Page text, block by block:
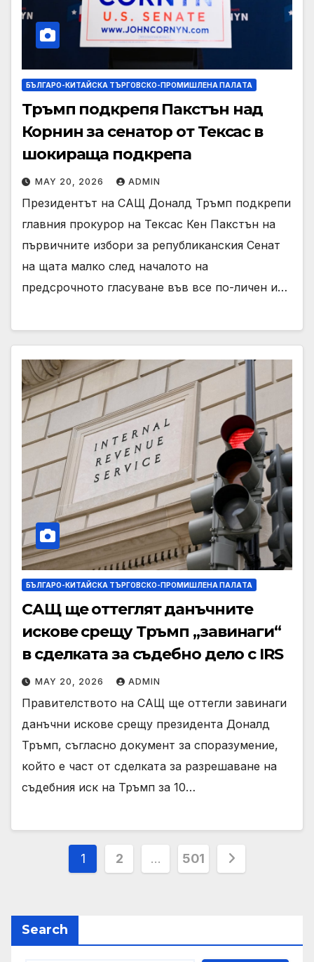
БЪЛГАРО-КИТАЙСКА ТЪРГОВСКО-ПРОМИШЛЕНА ПАЛAТА
Тръмп подкрепя Пакстън над
Корнин за сенатор от Тексас в
шокираща подкрепа
MAY 20, 2026 ADMIN
Президентът на САЩ Доналд Тръмп подкрепи
главния прокурор на Тексас Кен Пакстън на
първичните избори за републиканския Сенат
на щата малко след началото на
предсрочното гласуване във все по-личен и…
БЪЛГАРО-КИТАЙСКА ТЪРГОВСКО-ПРОМИШЛЕНА ПАЛAТА
САЩ ще оттеглят данъчните
искове срещу Тръмп „завинаги“
в сделката за съдебно дело с IRS
MAY 20, 2026 ADMIN
Правителството на САЩ ще оттегли завинаги
данъчни искове срещу президента Доналд
Тръмп, съгласно документ за споразумение,
който е част от сделката за разрешаване на
съдебния иск на Тръмп за 10…
Posts
1 2 … 501
Search